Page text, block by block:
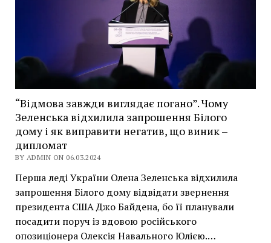
“Відмова завжди виглядає погано”. Чому
Зеленська відхилила запрошення Білого
дому і як виправити негатив, що виник –
дипломат
BY ADMIN ON 06.03.2024
Перша леді України Олена Зеленська відхилила
запрошення Білого дому відвідати звернення
президента США Джо Байдена, бо її планували
посадити поруч із вдовою російського
опозиціонера Олексія Навального Юлією.…